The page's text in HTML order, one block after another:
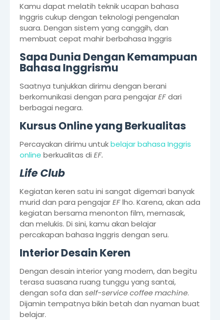
Kamu dapat melatih teknik ucapan bahasa
Inggris cukup dengan teknologi pengenalan
suara. Dengan sistem yang canggih, dan
membuat cepat mahir berbahasa Inggris
Sapa Dunia Dengan Kemampuan
Bahasa Inggrismu
Saatnya tunjukkan dirimu dengan berani
berkomunikasi dengan para pengajarEFdari
berbagai negara.
Kursus Online yang Berkualitas
Percayakan dirimu untukbelajar bahasa Inggris
online berkualitas di EF.
Life Club
Kegiatan keren satu ini sangat digemari banyak
murid dan para pengajarEFlho. Karena, akan ada
kegiatan bersama menonton film, memasak,
dan melukis. Di sini, kamu akan belajar
percakapan bahasa Inggris dengan seru.
Interior Desain Keren
Dengan desain interior yang modern, dan begitu
terasa suasana ruang tunggu yang santai,
dengan sofa dan self-service coffee machine.
Dijamin tempatnya bikin betah dan nyaman buat
belajar.